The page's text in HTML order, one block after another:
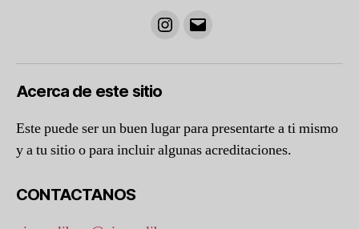
Instagram
Correo
Acerca de este sitio
Este puede ser un buen lugar para presentarte a ti mismo
y a tu sitio o para incluir algunas acreditaciones.
CONTACTANOS